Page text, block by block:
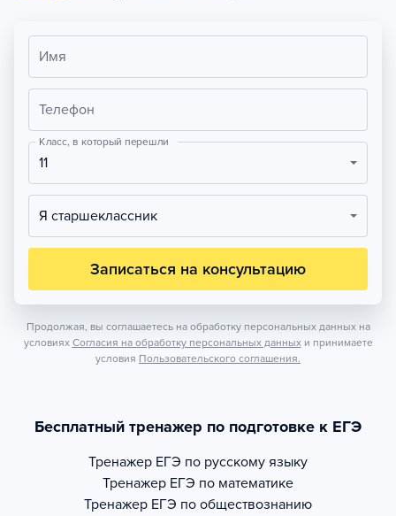
Имя
Телефон
Класс, в который перешли
11
Я старшеклассник
Записаться на консультацию
Продолжая, вы соглашаетесь на обработку персональных данных на
условиях Согласия на обработку персональных данных и принимаете
условия Пользовательского соглашения.
Бесплатный тренажер по подготовке к ЕГЭ
Тренажер ЕГЭ по русскому языку
Тренажер ЕГЭ по математике
Тренажер ЕГЭ по обществознанию